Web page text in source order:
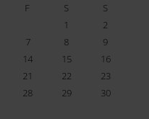
F S
S
1
2
7 8
9
14 15
16
21 22
23
28 29
30